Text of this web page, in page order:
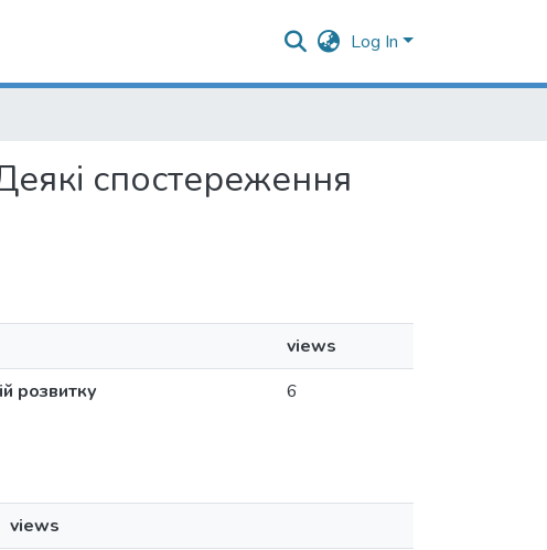
Log In
спостереження
views
розвитку
6
views